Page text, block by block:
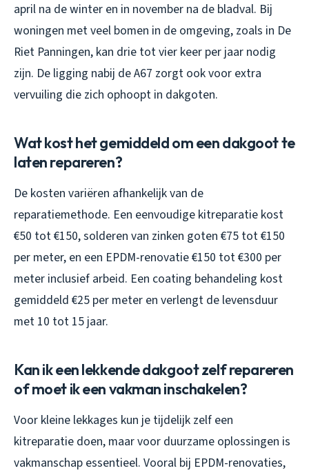
april na de winter en in november na de bladval. Bij
woningen met veel bomen in de omgeving, zoals in De
Riet Panningen, kan drie tot vier keer per jaar nodig
zijn. De ligging nabij de A67 zorgt ook voor extra
vervuiling die zich ophoopt in dakgoten.
Wat kost het gemiddeld om een dakgoot te
laten repareren?
De kosten variëren afhankelijk van de
reparatiemethode. Een eenvoudige kitreparatie kost
€50 tot €150, solderen van zinken goten €75 tot €150
per meter, en een EPDM-renovatie €150 tot €300 per
meter inclusief arbeid. Een coating behandeling kost
gemiddeld €25 per meter en verlengt de levensduur
met 10 tot 15 jaar.
Kan ik een lekkende dakgoot zelf repareren
of moet ik een vakman inschakelen?
Voor kleine lekkages kun je tijdelijk zelf een
kitreparatie doen, maar voor duurzame oplossingen is
vakmanschap essentieel. Vooral bij EPDM-renovaties,